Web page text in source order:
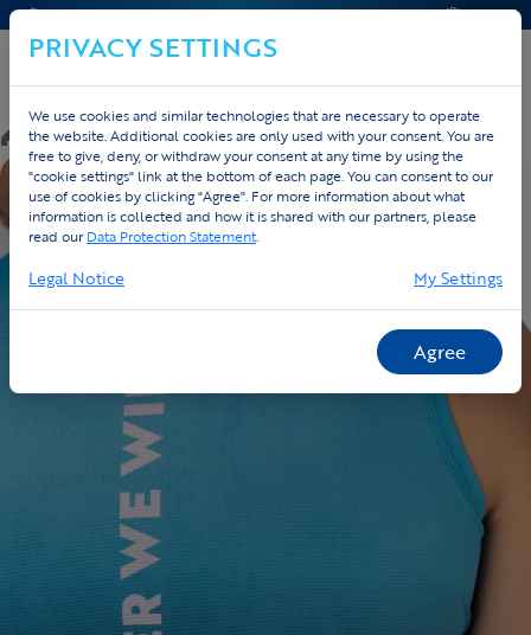
CONTACT & HELP OFFERTE
Custom/Running/Producten
EIGEN ONTWERP
PRIVACY SETTINGS
We use cookies and similar technologies that are necessary to operate
the website. Additional cookies are only used with your consent. You are
free to give, deny, or withdraw your consent at any time by using the
"cookie settings" link at the bottom of each page. You can consent to our
use of cookies by clicking "Agree". For more information about what
information is collected and how it is shared with our partners, please
read ourData Protection Statement.
Legal Notice My Settings
Agree